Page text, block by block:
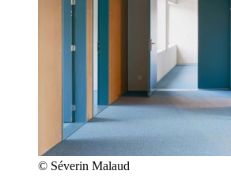
© Séverin Malaud